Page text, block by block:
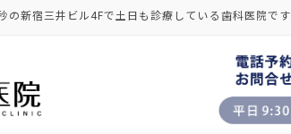
新宿三井ビル4Fで土日も診療している歯科医院です